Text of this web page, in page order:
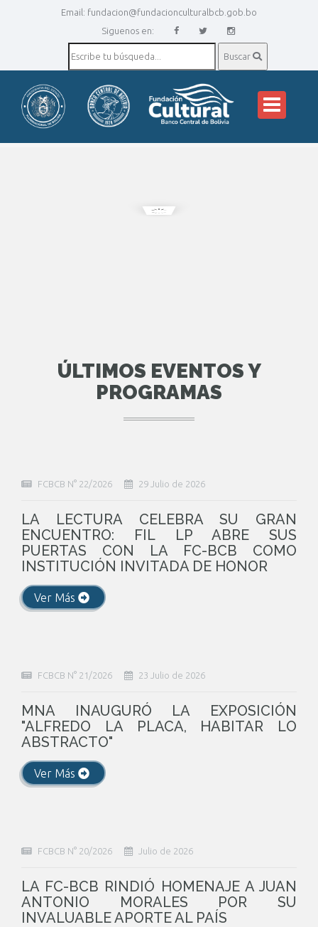
Email: fundacion@fundacionculturalbcb.gob.bo
Siguenos en:
Buscar
ÚLTIMOS EVENTOS Y
PROGRAMAS
FCBCB N° 22/2026 29 Julio de 2026
LA LECTURA CELEBRA SU GRAN
ENCUENTRO: FIL LP ABRE SUS
PUERTAS CON LA FC-BCB COMO
INSTITUCIÓN INVITADA DE HONOR
Ver Más
FCBCB N° 21/2026 23 Julio de 2026
MNA INAUGURÓ LA EXPOSICIÓN
"ALFREDO LA PLACA, HABITAR LO
ABSTRACTO"
Ver Más
FCBCB N° 20/2026 Julio de 2026
LA FC-BCB RINDIÓ HOMENAJE A JUAN
ANTONIO MORALES POR SU
INVALUABLE APORTE AL PAÍS